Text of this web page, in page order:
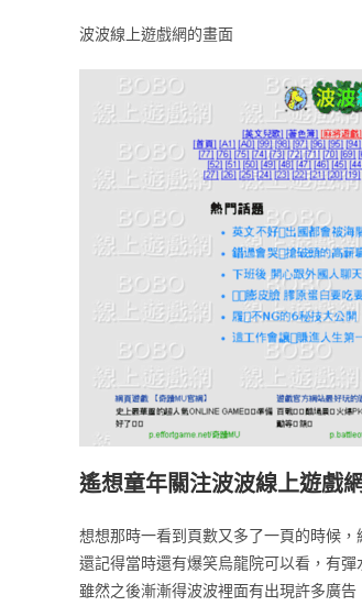
波波線上遊戲網的畫面
遙想童年關注波波線上遊戲
想想那時一看到頁數又多了一頁的時候
還記得當時還有爆笑烏龍院可以看，有
雖然之後漸漸得波波裡面有出現許多廣